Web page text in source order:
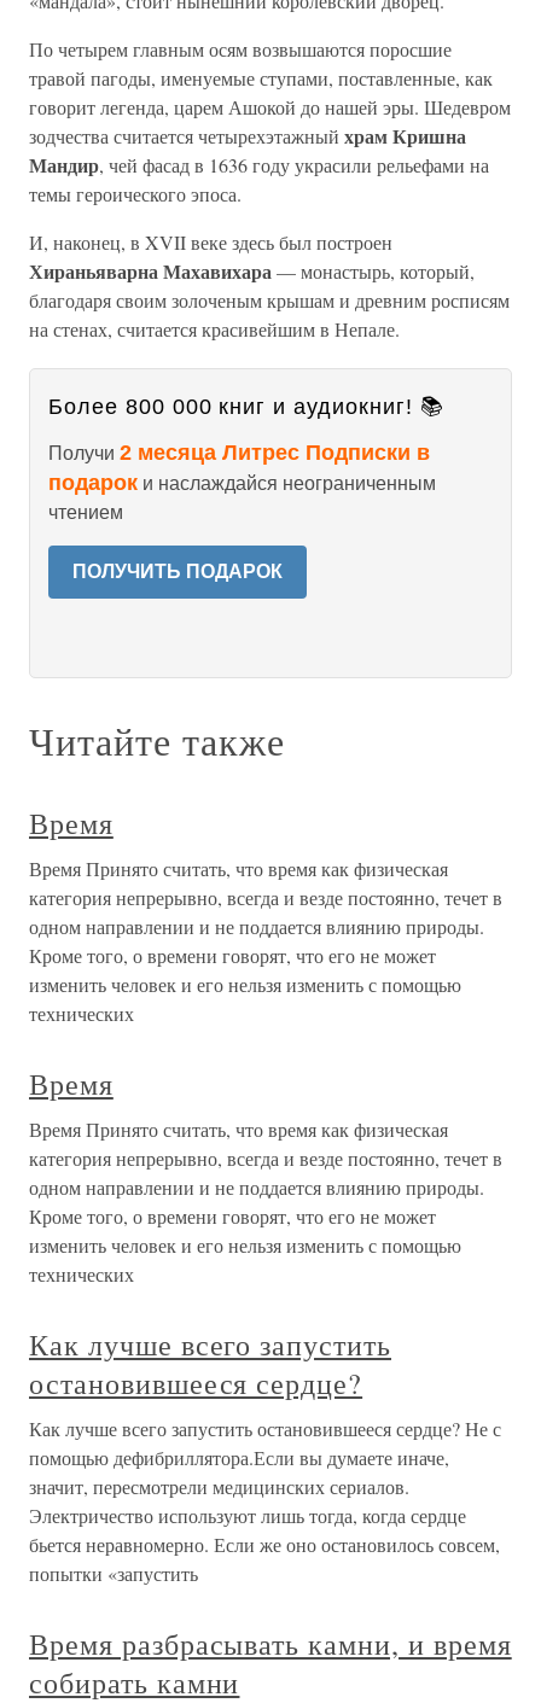
По четырем главным осям возвышаются поросшие
травой пагоды, именуемые ступами, поставленные, как
говорит легенда, царем Ашокой до нашей эры. Шедевром
зодчества считается четырехэтажный храм Кришна
Мандир, чей фасад в 1636 году украсили рельефами на
темы героического эпоса.
И, наконец, в XVII веке здесь был построен
Хираньяварна Махавихара — монастырь, который,
благодаря своим золоченым крышам и древним росписям
на стенах, считается красивейшим в Непале.
Более 800 000 книг и аудиокниг! 📚
Получи 2 месяца Литрес Подписки в
подарок и наслаждайся неограниченным
чтением
ПОЛУЧИТЬ ПОДАРОК
Читайте также
Время
Время Принято считать, что время как физическая
категория непрерывно, всегда и везде постоянно, течет в
одном направлении и не поддается влиянию природы.
Кроме того, о времени говорят, что его не может
изменить человек и его нельзя изменить с помощью
технических
Время
Время Принято считать, что время как физическая
категория непрерывно, всегда и везде постоянно, течет в
одном направлении и не поддается влиянию природы.
Кроме того, о времени говорят, что его не может
изменить человек и его нельзя изменить с помощью
технических
Как лучше всего запустить
остановившееся сердце?
Как лучше всего запустить остановившееся сердце? Не с
помощью дефибриллятора.Если вы думаете иначе,
значит, пересмотрели медицинских сериалов.
Электричество используют лишь тогда, когда сердце
бьется неравномерно. Если же оно остановилось совсем,
попытки «запустить
Время разбрасывать камни, и время
собирать камни